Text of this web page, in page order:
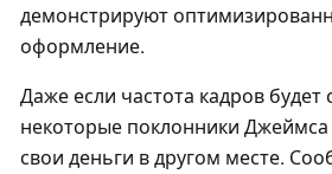
демонстрируют
оформление.
Даже если частота кадров будет
некоторые поклонники
свои деньги в другом месте.